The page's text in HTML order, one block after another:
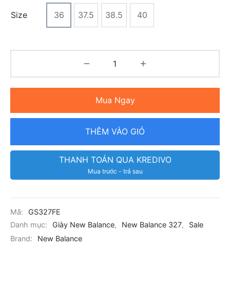
Size 36 37.5 38.5 40
Mua Ngay
THÊM VÀO GIỎ
THANH TOÁN QUA KREDIVO
Mua trước - trả sau
Mã:
GS327FE
Danh mục:
Giày New Balance, New Balance 327,
Sale
Brand:
New Balance